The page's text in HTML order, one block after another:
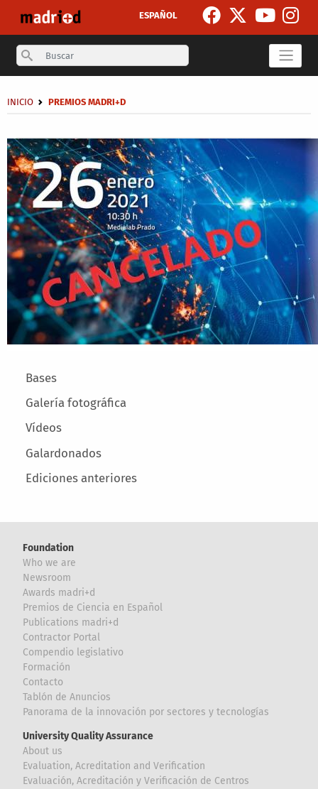
ESPAÑOL
Search
Breadcrumb
INICIO PREMIOS MADRI+D
Main menu
Bases
Galería fotográfica
Vídeos
Galardonados
Ediciones anteriores
Foundation
Who we are
Newsroom
Awards madri+d
Premios de Ciencia en Español
Publications madri+d
Contractor Portal
Compendio legislativo
Formación
Contacto
Tablón de Anuncios
Panorama de la innovación por sectores y tecnologías
University Quality Assurance
About us
Evaluation, Acreditation and Verification
Evaluación, Acreditación y Verificación de Centros